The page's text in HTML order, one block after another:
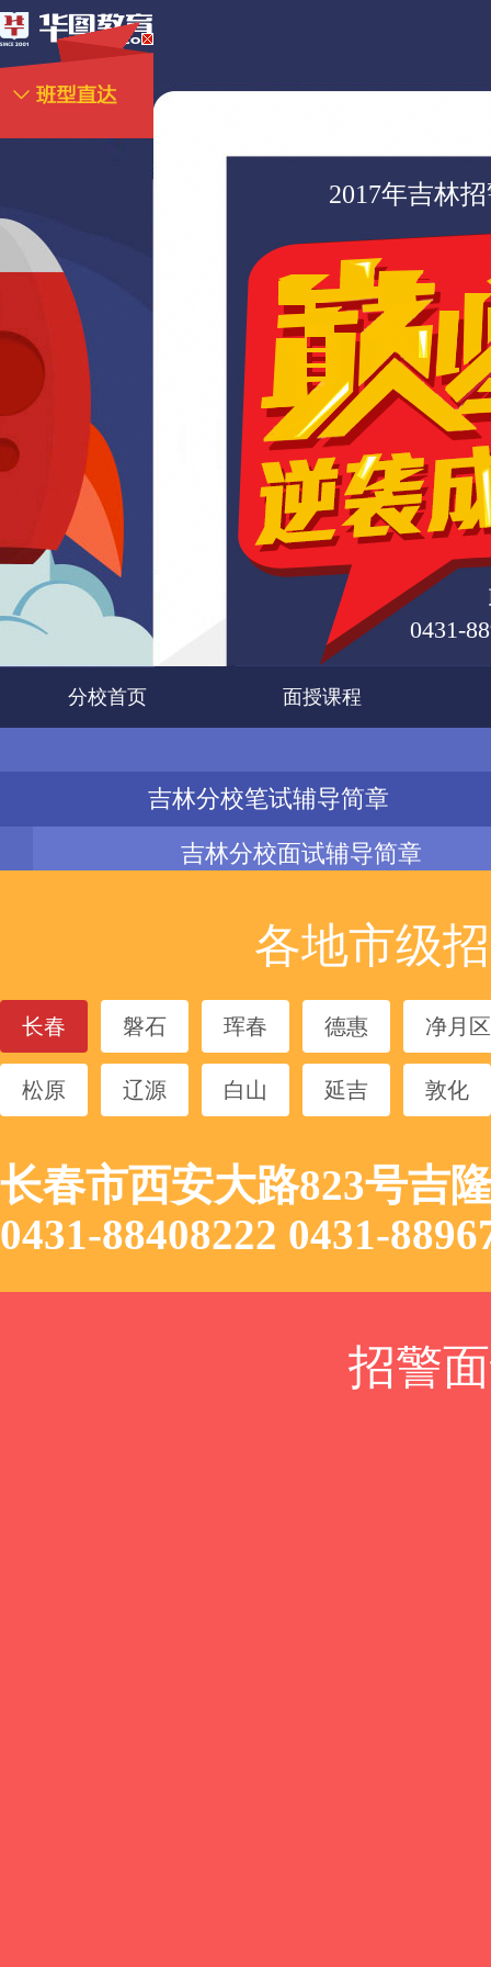
2017年吉林
0431-
分校首页 面授课程
吉林分校笔试辅导简章
吉林分校面试辅导简章
各地市级
长春 磐石 珲春 德惠 净月区
松原 辽源 白山 延吉 敦化
长春市西安大路823号吉
0431-88408222 0431-
招警